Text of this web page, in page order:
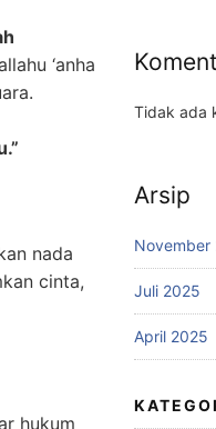
‘anha
nada
cinta,
hukum
Tidak ada
Arsip
November
Juli 2025
April 2025